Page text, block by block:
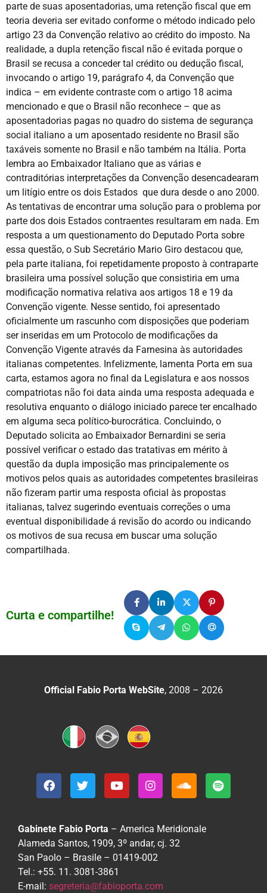
parte de suas aposentadorias, uma retenção fiscal que em
teoria deveria ser evitado conforme o método indicado pelo
artigo 23 da Convenção relativo ao crédito do imposto. Na
realidade, a dupla retenção fiscal não é evitada porque o
Brasil se recusa a conceder tal crédito ou dedução fiscal,
invocando o artigo 19, parágrafo 4, da Convenção que
indica – em evidente contraste com o artigo 18 acima
mencionado e que o Brasil não reconhece – que as
aposentadorias pagas no quadro do sistema de segurança
social italiano a um aposentado residente no Brasil são
taxáveis somente no Brasil e não também na Itália. Porta
lembra ao Embaixador Italiano que as várias e
contraditórias interpretações da Convenção desencadearam
um litígio entre os dois Estados que dura desde o ano 2000.
As tentativas de encontrar uma solução para o problema por
parte dos dois Estados contraentes resultaram em nada. Em
resposta a um questionamento do Deputado Porta sobre
essa questão, o Sub Secretário Mario Giro destacou que,
pela parte italiana, foi repetidamente proposto à contraparte
brasileira uma possível solução que consistiria em uma
modificação normativa relativa aos artigos 18 e 19 da
Convenção vigente. Nesse sentido, foi apresentado
oficialmente um rascunho com disposições que poderiam
ser inseridas em um Protocolo de modificações da
Convenção Vigente através da Farnesina às autoridades
italianas competentes. Infelizmente, lamenta Porta em sua
carta, estamos agora no final da Legislatura e aos nossos
compatriotas não foi data ainda uma resposta adequada e
resolutiva enquanto o diálogo iniciado parece ter encalhado
em alguma seca político-burocrática. Concluindo, o
Deputado solicita ao Embaixador Bernardini se seria
possível verificar o estado das tratativas em mérito à
questão da dupla imposição mas principalemente os
motivos pelos quais as autoridades competentes brasileiras
não fizeram partir uma resposta oficial às propostas
italianas, talvez sugerindo eventuais correções o uma
eventual disponibilidade á revisão do acordo ou indicando
os motivos de sua recusa em buscar uma solução
compartilhada.
Curta e compartilhe!
Official Fabio Porta WebSite, 2008 – 2026
Gabinete Fabio Porta – America Meridionale
Alameda Santos, 1909, 3º andar, cj. 32
San Paolo – Brasile – 01419-002
Tel.: +55. 11. 3081-3861
E-mail: segreteria@fabioporta.com